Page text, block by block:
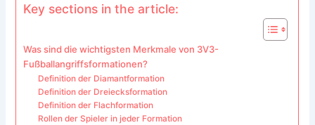
Key sections in the article:
Was sind die wichtigsten Merkmale von 3V3-
Fußballangriffsformationen?
Definition der Diamantformation
Definition der Dreiecksformation
Definition der Flachformation
Rollen der Spieler in jeder Formation